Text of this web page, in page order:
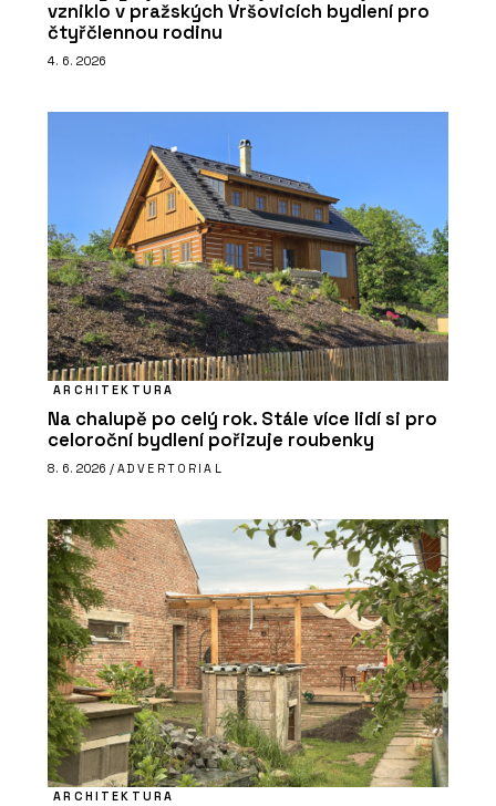
vzniklo v pražských Vršovicích bydlení pro
čtyřčlennou rodinu
4. 6. 2026
ARCHITEKTURA
Na chalupě po celý rok. Stále více lidí si pro
celoroční bydlení pořizuje roubenky
8. 6. 2026 / ADVERTORIAL
ARCHITEKTURA